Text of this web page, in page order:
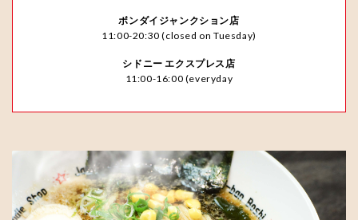
ボンダイジャンクション店
11:00-20:30 (closed on Tuesday)
シドニー エクスプレス店
11:00-16:00 (everyday